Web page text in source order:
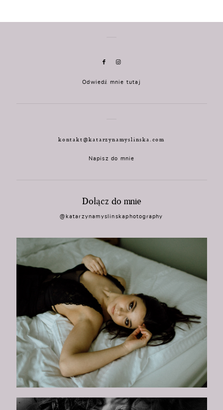
Odwiedź mnie tutaj
kontakt@katarzynamyslinska.com
Napisz do mnie
Dołącz do mnie
@katarzynamyslinskaphotography